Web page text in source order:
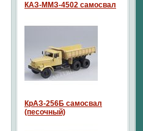
КАЗ-ММЗ-4502 самосвал
КрАЗ-256Б самосвал
(песочный)